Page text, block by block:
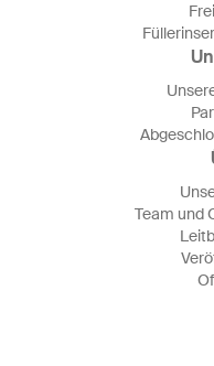
Team und